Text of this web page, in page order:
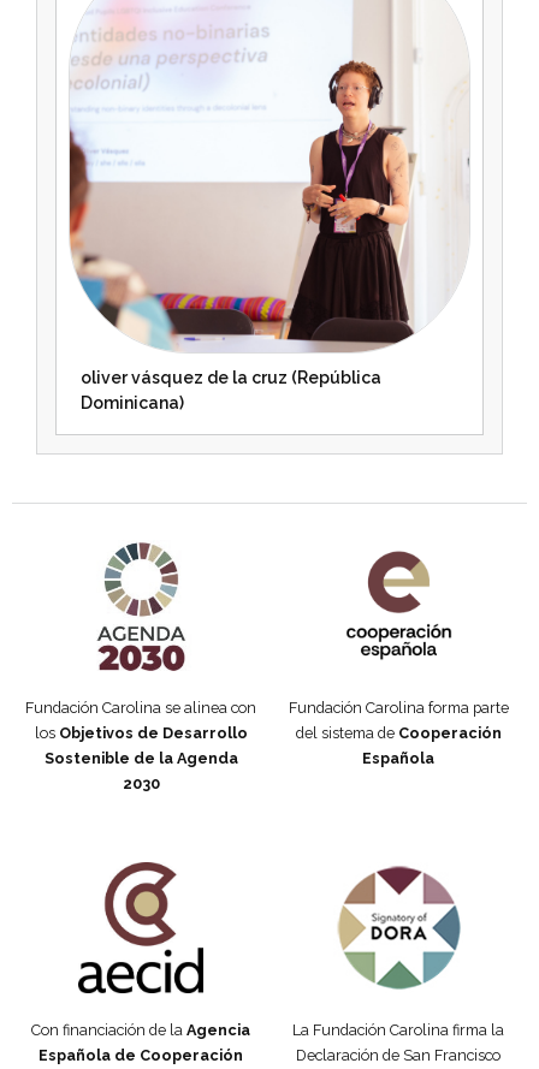
oliver vásquez de la cruz (República
Dominicana)
Fundación Carolina se alinea con
los Objetivos de Desarrollo
Sostenible de la Agenda
2030
Fundación Carolina forma parte
del sistema de Cooperación
Española
Con financiación de la Agencia
Española de Cooperación
La Fundación Carolina firma la
Declaración de San Francisco